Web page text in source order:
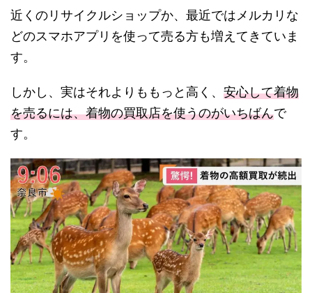
近くのリサイクルショップか、最近ではメルカリな
どのスマホアプリを使って売る方も増えてきていま
す。
しかし、実はそれよりももっと高く、 安心して着物
を売るには、着物の買取店を使うのがいちばんで
す。